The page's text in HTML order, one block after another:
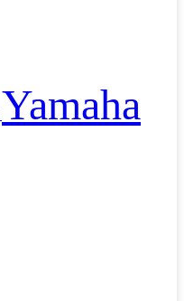
Yamaha